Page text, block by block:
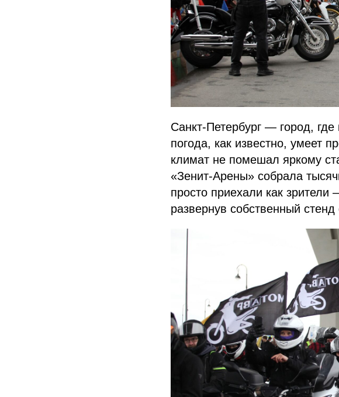
Санкт-Петербург — город,
погода, как известно, умеет
климат не помешал яркому
«Зенит-Арены» собрала
просто приехали как
развернув собственный